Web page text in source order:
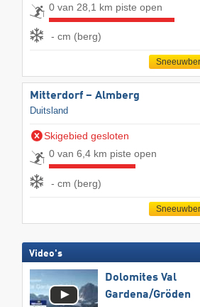
0 van 28,1 km piste open
- cm (berg)
Mitterdorf – Almberg
Duitsland
Skigebied gesloten
0 van 6,4 km piste open
- cm (berg)
Video's
Dolomites Val
Gardena/​Gröden